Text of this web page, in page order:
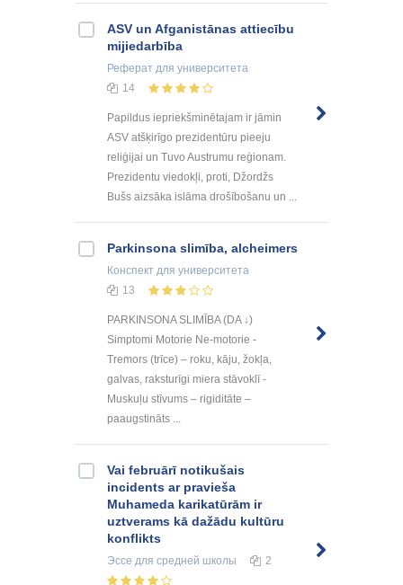
ASV un Afganistānas attiecību
mijiedarbība
Реферат для университета
14
Papildus iepriekšminētajam ir jāmin
ASV atšķirīgo prezidentūru pieeju
reliģijai un Tuvo Austrumu reģionam.
Prezidentu viedokļi, proti, Džordžs
Bušs aizsāka islāma drošībošanu un ...
Parkinsona slimība, alcheimers
Конспект для университета
13
PARKINSONA SLIMĪBA (DA ↓)
Simptomi Motorie Ne-motorie -
Tremors (trīce) – roku, kāju, žokļa,
galvas, raksturīgi miera stāvoklī -
Muskuļu stīvums – rigiditāte –
paaugstināts ...
Vai februārī notikušais
incidents ar pravieša
Muhameda karikatūrām ir
uztverams kā dažādu kultūru
konflikts
Эссе для средней школы 2